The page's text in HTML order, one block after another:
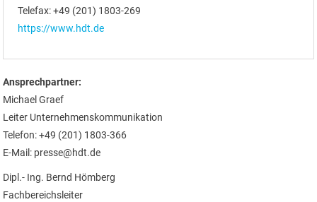
Telefax: +49 (201) 1803-269
https://www.hdt.de
Ansprechpartner:
Michael Graef
Leiter Unternehmenskommunikation
Telefon: +49 (201) 1803-366
E-Mail: presse@hdt.de
Dipl.- Ing. Bernd Hömberg
Fachbereichsleiter